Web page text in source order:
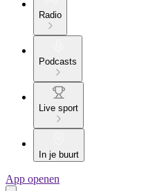
Radio
Podcasts
Live sport
In je buurt
App openen